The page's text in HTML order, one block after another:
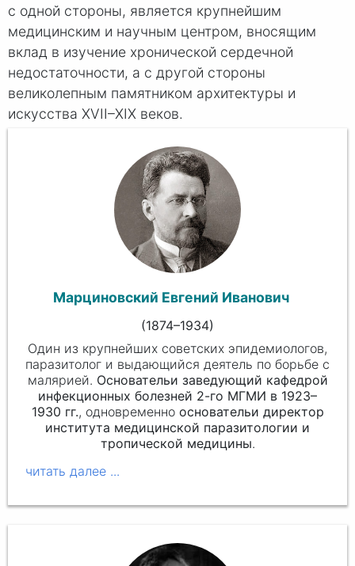
с одной стороны, является крупнейшим
медицинским и научным центром, вносящим
вклад в изучение хронической сердечной
недостаточности, а с другой стороны
великолепным памятником архитектуры и
искусства XVII–XIX веков.
Марциновский Евгений Иванович
(1874–1934)
Один из крупнейших советских эпидемиологов,
паразитолог и выдающийся деятель по борьбе с
малярией. Основательи заведующий кафедрой
инфекционных болезней 2-го МГМИ в 1923–
1930 гг., одновременно основательи директор
института медицинской паразитологии и
тропической медицины.